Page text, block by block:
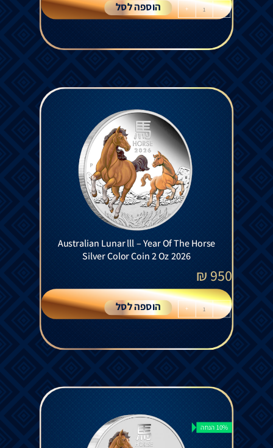
-
+ הוספה לסל
Australian Lunar lll – Year Of The Horse
Silver Color Coin 2 Oz 2026
950
₪
-
+ הוספה לסל
10% הנחה